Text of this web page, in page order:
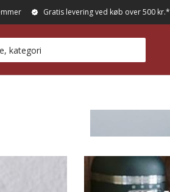
Gratis levering ved køb over 500 kr.*